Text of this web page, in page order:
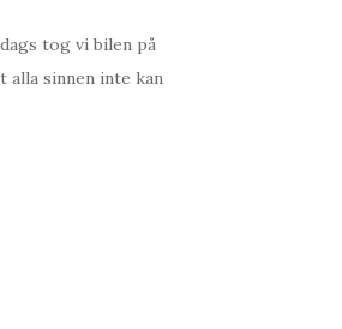
tog vi bilen på
alla sinnen inte kan